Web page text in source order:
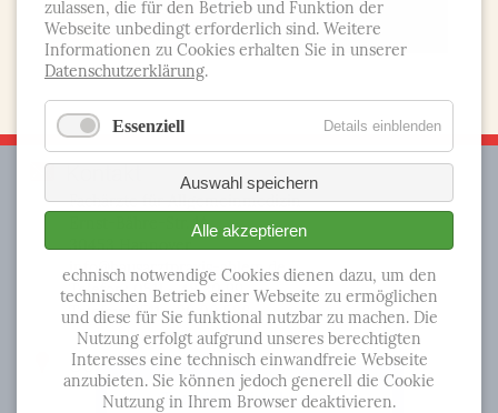
Termin Online buchen
Kontakt
Fachärzte für Allgemeinmedizin
Ernst-Bähre-Str. 1A
30453 Hannover
info@hausarztpraxis-ahlem.de
Telefon: 0511 - 48 30 99
Telefax: 0511 - 26 00 586
So kommen Sie zu uns
zulassen, die für den Betrieb und Funktion der
Webseite unbedingt erforderlich sind. Weitere
Informationen zu Cookies erhalten Sie in unserer
Datenschutzerklärung.
Essenziell Details einblenden
Auswahl speichern
Alle akzeptieren
echnisch notwendige Cookies dienen dazu, um den
technischen Betrieb einer Webseite zu ermöglichen
und diese für Sie funktional nutzbar zu machen. Die
Nutzung erfolgt aufgrund unseres berechtigten
Interesses eine technisch einwandfreie Webseite
anzubieten. Sie können jedoch generell die Cookie
Nutzung in Ihrem Browser deaktivieren.